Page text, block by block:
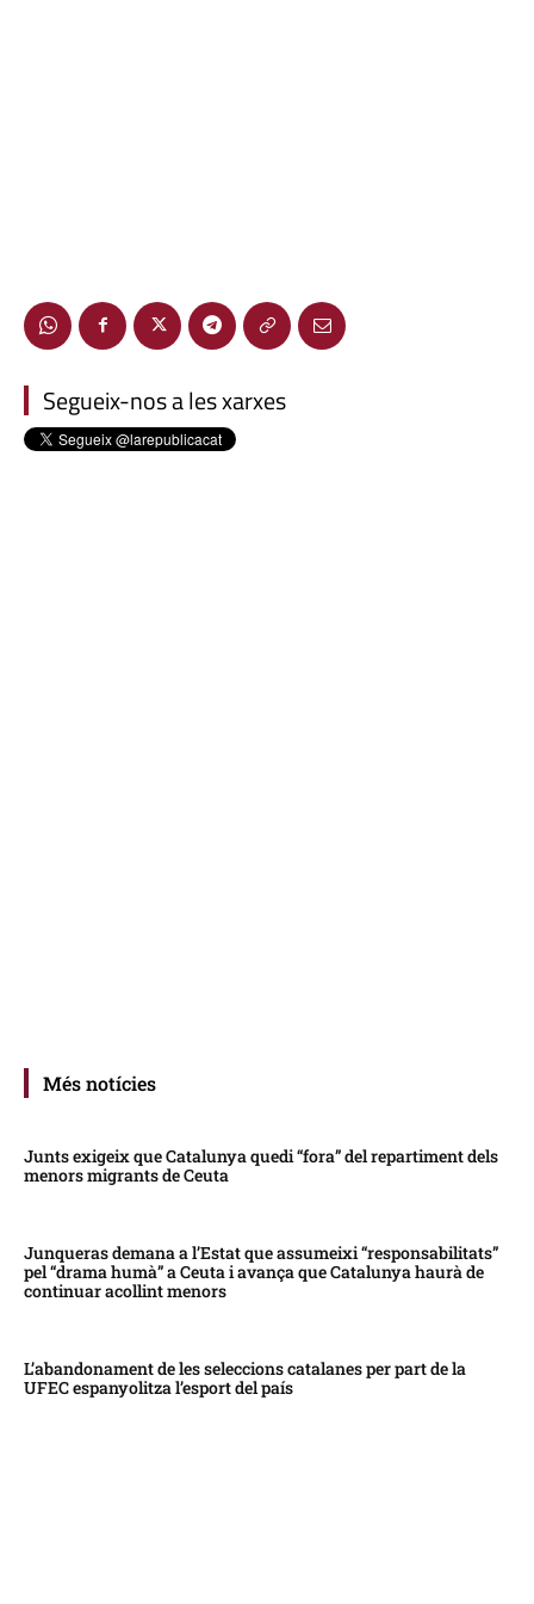
Segueix-nos a les xarxes
Més notícies
Junts exigeix que Catalunya quedi “fora” del repartiment dels
menors migrants de Ceuta
Junqueras demana a l’Estat que assumeixi “responsabilitats”
pel “drama humà” a Ceuta i avança que Catalunya haurà de
continuar acollint menors
L’abandonament de les seleccions catalanes per part de la
UFEC espanyolitza l’esport del país